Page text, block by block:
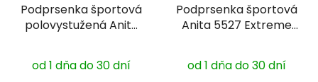
Podprsenka športová
polovystužená Anita
od 1 dňa do 30 dní
Podprsenka športová
Anita 5527 Extreme
hodnotenie
od 1 dňa do 30 dní